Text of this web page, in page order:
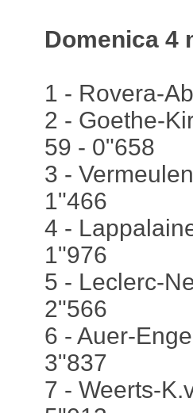
Domenica 4
1 - Rovera-
2 - Goethe-
59 - 0"658
3 -
1"466
4 -
1"976
5 - Leclerc-
2"566
6 - Auer-
3"837
7 - Weerts-